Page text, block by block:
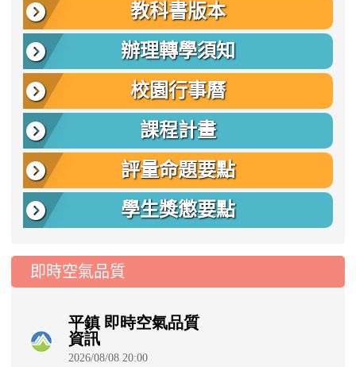
教科書版本
辦理轉學須知
校園行事曆
課程計畫
評量命題要點
學生獎懲要點
即時空氣品質